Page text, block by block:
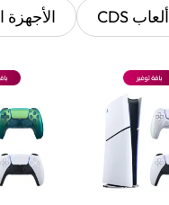
ألعاب CDS الأجهزة